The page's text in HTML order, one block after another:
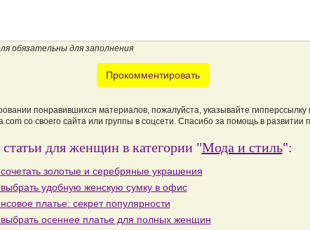
обязательны для заполнения
Прокомментировать
понравившихся материалов, пожалуйста, указывайте гипперссылку
со своего сайта или группы в соцсети. Спасибо за помощь в развитии
для женщин в категории "Мода и стиль":
сочетать золотые и серебряные украшения
выбрать удобную женскую сумку в офис
платье: секрет популярности
выбрать осеннее платье для полных женщин